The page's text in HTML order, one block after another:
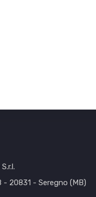
- 20831 - Seregno (MB)